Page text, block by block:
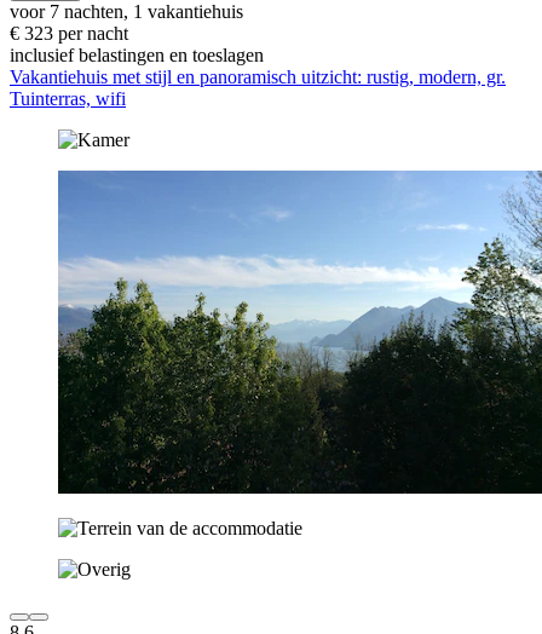
voor 7 nachten, 1 vakantiehuis
€ 323 per nacht
inclusief belastingen en toeslagen
Vakantiehuis met stijl en panoramisch uitzicht: rustig, modern, gr.
Tuinterras, wifi